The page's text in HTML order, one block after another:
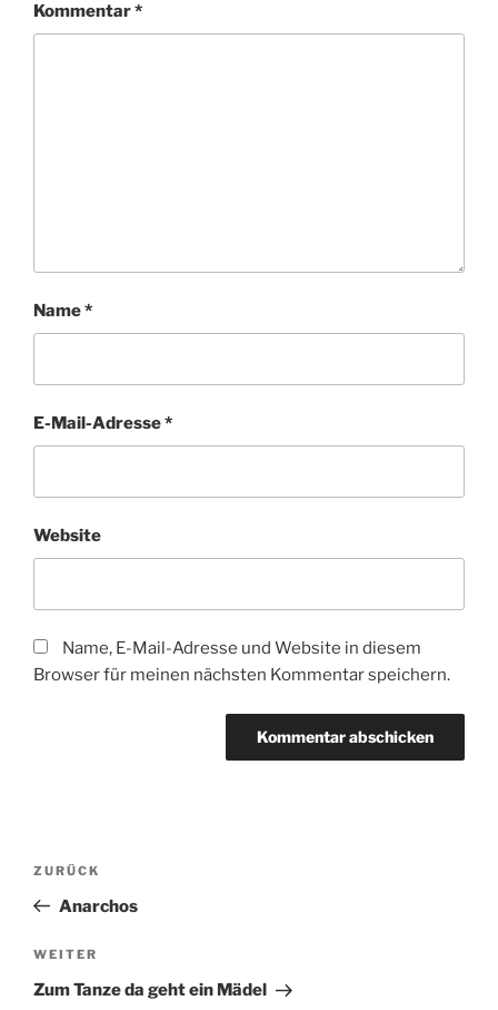
Kommentar*
Name*
E-Mail-Adresse*
Website
Name, E-Mail-Adresse und Website in diesem
Browser für meinen nächsten Kommentar speichern.
Beitragsnavigation
Vorheriger
Beitrag
ZURÜCK
Anarchos
Nächster
Beitrag
WEITER
Zum Tanze da geht ein Mädel